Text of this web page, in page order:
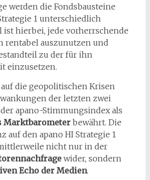
werden die Fondsbausteine
1 unterschiedlich
ist hierbei, jede vorherrschende
rentabel auszunutzen und
zu der für ihn
einzusetzen.
die geopolitischen Krisen
der letzten zwei
apano-Stimmungsindex als
Marktbarometerbewährt. Die
auf den apano HI Strategie 1
nicht nur in der
wider, sondern
Echo der Medien.